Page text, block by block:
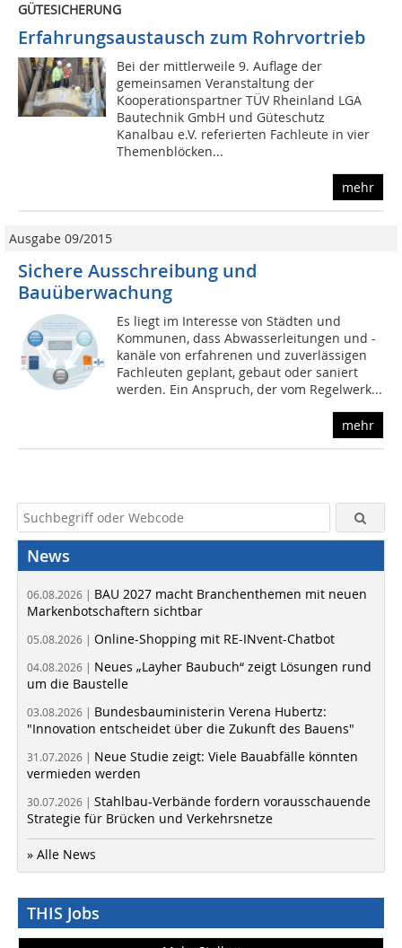
GÜTESICHERUNG
Erfahrungsaustausch zum Rohrvortrieb
Bei der mittlerweile 9. Auflage der
gemeinsamen Veranstaltung der
Kooperationspartner TÜV Rheinland LGA
Bautechnik GmbH und Güteschutz
Kanalbau e.V. referierten Fachleute in vier
Themenblöcken...
mehr
Ausgabe 09/2015
Sichere Ausschreibung und
Bauüberwachung
Es liegt im Interesse von Städten und
Kommunen, dass Abwasserleitungen und -
kanäle von erfahrenen und zuverlässigen
Fachleuten geplant, gebaut oder saniert
werden. Ein Anspruch, der vom Regelwerk...
mehr
News
06.08.2026 | BAU 2027 macht Branchenthemen mit neuen
Markenbotschaftern sichtbar
05.08.2026 | Online-Shopping mit RE-INvent-Chatbot
04.08.2026 | Neues „Layher Baubuch“ zeigt Lösungen rund
um die Baustelle
03.08.2026 | Bundesbauministerin Verena Hubertz:
"Innovation entscheidet über die Zukunft des Bauens"
31.07.2026 | Neue Studie zeigt: Viele Bauabfälle könnten
vermieden werden
30.07.2026 | Stahlbau-Verbände fordern vorausschauende
Strategie für Brücken und Verkehrsnetze
» Alle News
THIS Jobs